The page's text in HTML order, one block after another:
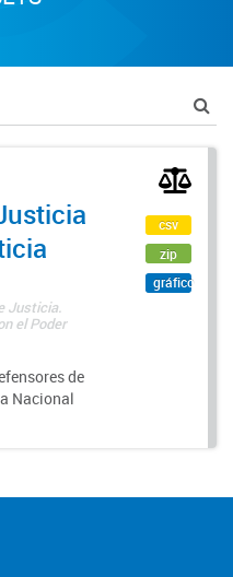
Justicia.
el Poder
de
Nacional
csv
zip
gráfico